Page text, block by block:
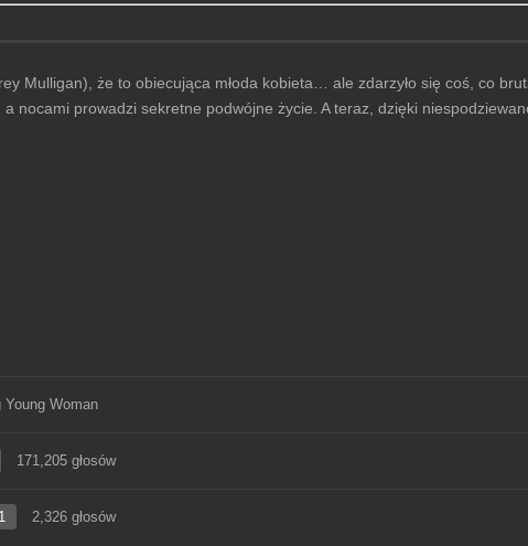
Mulligan), że to obiecująca młoda kobieta… ale zdarzyło się coś, co
nocami prowadzi sekretne podwójne życie. A teraz, dzięki
Young Woman
171,205 głosów
2,326 głosów